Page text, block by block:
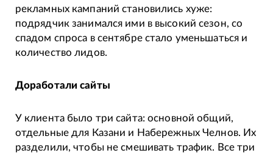
рекламных кампаний становились хуже:
подрядчик занимался ими в высокий сезон, со
спадом спроса в сентябре стало уменьшаться и
количество лидов.
Доработали сайты
У клиента было три сайта: основной общий,
отдельные для Казани и Набережных Челнов. Их
разделили, чтобы не смешивать трафик. Все три